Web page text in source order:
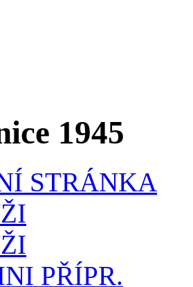
1945
STRÁNKA
PŘÍPR.